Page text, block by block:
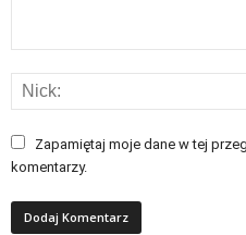
Zapamiętaj moje dane w tej
komentarzy.